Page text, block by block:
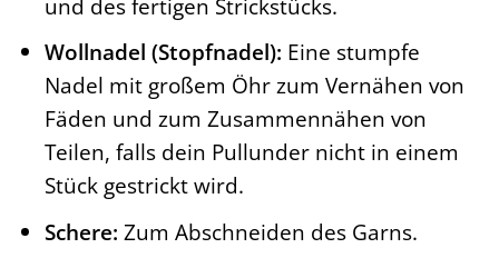
und des fertigen Strickstücks.
Wollnadel (Stopfnadel): Eine stumpfe
Nadel mit großem Öhr zum Vernähen von
Fäden und zum Zusammennähen von
Teilen, falls dein Pullunder nicht in einem
Stück gestrickt wird.
Schere: Zum Abschneiden des Garns.